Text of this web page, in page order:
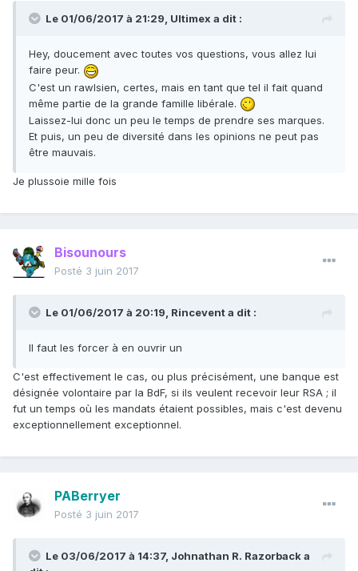
Le 01/06/2017 à 21:29, Ultimex a dit :
Hey, doucement avec toutes vos questions, vous allez lui
faire peur.
C'est un rawlsien, certes, mais en tant que tel il fait quand
même partie de la grande famille libérale.
Laissez-lui donc un peu le temps de prendre ses marques.
Et puis, un peu de diversité dans les opinions ne peut pas
être mauvais.
Je plussoie mille fois
Bisounours
Posté 3 juin 2017
Le 01/06/2017 à 20:19, Rinceventa dit :
Il faut les forcer à en ouvrir un
C'est effectivement le cas, ou plus précisément, une banque est
désignée volontaire par la BdF, si ils veulent recevoir leur RSA ; il
fut un temps où les mandats étaient possibles, mais c'est devenu
exceptionnellement exceptionnel.
PABerryer
Posté 3 juin 2017
Le 03/06/2017 à 14:37, Johnathan R. Razorbacka